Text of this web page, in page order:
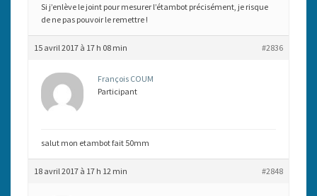
Si j’enlève le joint pour mesurer l’étambot précisément, je risque
de ne pas pouvoir le remettre !
15 avril 2017 à 17 h 08 min #2836
François COUM
Participant
salut mon etambot fait 50mm
18 avril 2017 à 17 h 12 min #2848